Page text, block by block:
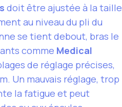
doit être ajustée à la taille
au niveau du pli du
se tient debout, bras le
comme Medical
de réglage précises,
Un mauvais réglage, trop
la fatigue et peut